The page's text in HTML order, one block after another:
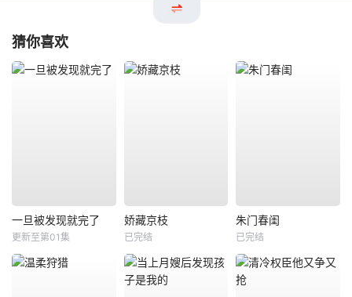
猜你喜欢
一旦被发现就完了
更新至第01集
娇藏京枝
已完结
朱门春闺
已完结